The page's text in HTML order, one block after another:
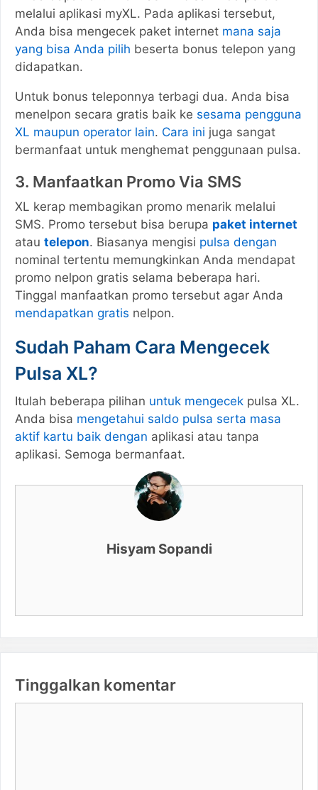
melalui aplikasi myXL. Pada aplikasi tersebut,
Anda bisa mengecek paket internet mana saja
yang bisa Anda pilih beserta bonus telepon yang
didapatkan.
Untuk bonus teleponnya terbagi dua. Anda bisa
menelpon secara gratis baik ke sesama pengguna
XL maupun operator lain. Cara ini juga sangat
bermanfaat untuk menghemat penggunaan pulsa.
3. Manfaatkan Promo Via SMS
XL kerap membagikan promo menarik melalui
SMS. Promo tersebut bisa berupa paket internet
atau telepon. Biasanya mengisi pulsa dengan
nominal tertentu memungkinkan Anda mendapat
promo nelpon gratis selama beberapa hari.
Tinggal manfaatkan promo tersebut agar Anda
mendapatkan gratis nelpon.
Sudah Paham Cara Mengecek
Pulsa XL?
Itulah beberapa pilihan untuk mengecek pulsa XL.
Anda bisa mengetahui saldo pulsa serta masa
aktif kartu baik dengan aplikasi atau tanpa
aplikasi. Semoga bermanfaat.
Hisyam Sopandi
Tinggalkan komentar